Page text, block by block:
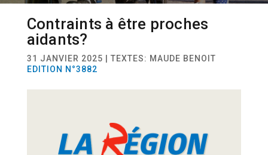
Contraints à être proches
aidants?
31 JANVIER 2025 | TEXTES: MAUDE BENOIT
EDITION N°3882